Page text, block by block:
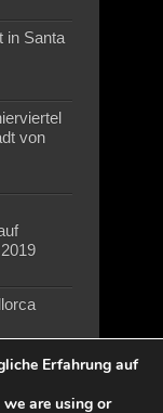
in Santa
von
Erfahrung auf
are using or